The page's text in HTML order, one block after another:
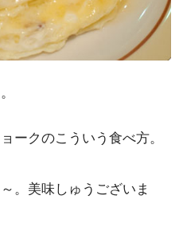
ークのこういう食べ方。
。美味しゅうございま